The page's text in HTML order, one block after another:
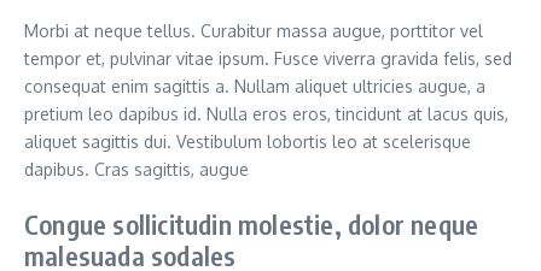
Morbi at neque tellus. Curabitur massa augue, porttitor vel
tempor et, pulvinar vitae ipsum. Fusce viverra gravida felis, sed
consequat enim sagittis a. Nullam aliquet ultricies augue, a
pretium leo dapibus id. Nulla eros eros, tincidunt at lacus quis,
aliquet sagittis dui. Vestibulum lobortis leo at scelerisque
dapibus. Cras sagittis, augue
Congue sollicitudin molestie, dolor neque
malesuada sodales